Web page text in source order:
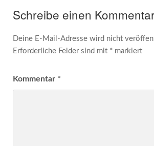
Schreibe einen
Deine E-Mail-Adresse wird nicht
Erforderliche Felder sind mit *markiert
Kommentar *